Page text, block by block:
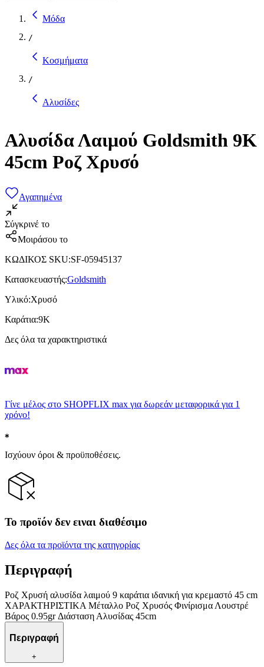
Μόδα
/
Κοσμήματα
/
Αλυσίδες
Αλυσίδα Λαιμού Goldsmith 9Κ
45cm Ροζ Χρυσό
Αγαπημένα
Σύγκρινέ το
Μοιράσου το
ΚΩΔΙΚΟΣ SKU:SF-05945137
Κατασκευαστής:Goldsmith
Υλικό:Χρυσό
Καράτια:9Κ
Δες όλα τα χαρακτηριστικά
Γίνε μέλος στο SHOPFLIX max για δωρεάν μεταφορικά για 1
χρόνο!
Ισχύουν όροι & προϋποθέσεις.
Το προϊόν δεν ειναι διαθέσιμο
Δες όλα τα προϊόντα της κατηγορίας
Περιγραφή
Ροζ Χρυσή αλυσίδα λαιμού 9 καράτια ιδανική για κρεμαστό 45 cm
ΧΑΡΑΚΤΗΡΙΣΤΙΚΑ Μέταλλο Ροζ Χρυσός Φινίρισμα Λουστρέ
Βάρος 0.95gr Διάσταση Αλυσίδας 45cm
Περιγραφή
+